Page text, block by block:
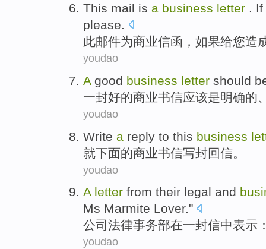
This mail is a business letter . If
please.
此邮件为商业信函 ， 如果给您造
youdao
A good business letter should
一封好的商业书信应该是明确的
youdao
Write a reply to this business
就下面的商业书信写封回信。
youdao
A letter from their legal and
Ms Marmite Lover."
公司 法律事务部在一封信中表示
youdao